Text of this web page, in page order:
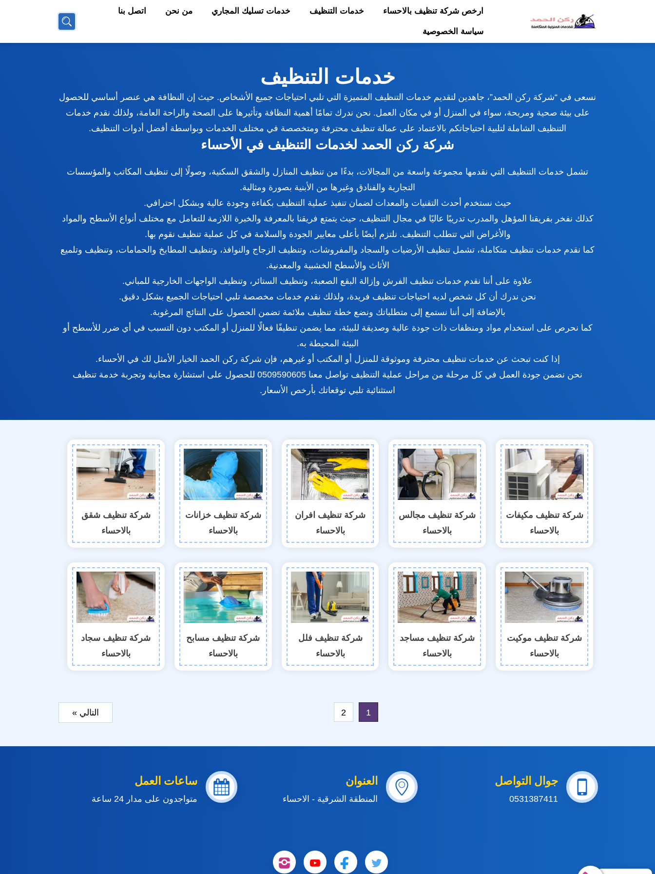
ارخص شركة تنظيف بالاحساء خدمات التنظيف خدمات تسليك المجاري من نحن اتصل بنا
سياسة الخصوصية
بحث
خدمات التنظيف
نسعى في “شركة ركن الحمد”، جاهدين لتقديم خدمات التنظيف المتميزة التي تلبي احتياجات جميع الأشخاص. حيث إن النظافة هي عنصر أساسي للحصول
على بيئة صحية ومريحة، سواء في المنزل أو في مكان العمل. نحن ندرك تمامًا أهمية النظافة وتأثيرها على الصحة والراحة العامة، ولذلك نقدم خدمات
التنظيف الشاملة لتلبية احتياجاتكم بالاعتماد على عمالة تنظيف محترفة ومتخصصة في مختلف الخدمات وبواسطة أفضل أدوات التنظيف.
شركة ركن الحمد لخدمات التنظيف في الأحساء
تشمل خدمات التنظيف التي نقدمها مجموعة واسعة من المجالات، بدءًا من تنظيف المنازل والشقق السكنية، وصولًا إلى تنظيف المكاتب والمؤسسات
التجارية والفنادق وغيرها من الأبنية بصورة ومثالية.
حيث نستخدم أحدث التقنيات والمعدات لضمان تنفيذ عملية التنظيف بكفاءة وجودة عالية وبشكل احترافي.
كذلك نفخر بفريقنا المؤهل والمدرب تدريبًا عاليًا في مجال التنظيف، حيث يتمتع فريقنا بالمعرفة والخبرة اللازمة للتعامل مع مختلف أنواع الأسطح والمواد
والأغراض التي تتطلب التنظيف. نلتزم أيضًا بأعلى معايير الجودة والسلامة في كل عملية تنظيف نقوم بها.
كما نقدم خدمات تنظيف متكاملة، تشمل تنظيف الأرضيات والسجاد والمفروشات، وتنظيف الزجاج والنوافذ، وتنظيف المطابخ والحمامات، وتنظيف وتلميع
الأثاث والأسطح الخشبية والمعدنية.
علاوة على أننا نقدم خدمات تنظيف الفرش وإزالة البقع الصعبة، وتنظيف الستائر، وتنظيف الواجهات الخارجية للمباني.
نحن ندرك أن كل شخص لديه احتياجات تنظيف فريدة، ولذلك نقدم خدمات مخصصة تلبي احتياجات الجميع بشكل دقيق.
بالإضافة إلى أننا نستمع إلى متطلباتك ونضع خطة تنظيف ملائمة تضمن الحصول على النتائج المرغوبة.
كما نحرص على استخدام مواد ومنظفات ذات جودة عالية وصديقة للبيئة، مما يضمن تنظيفًا فعالًا للمنزل أو المكتب دون التسبب في أي ضرر للأسطح أو
البيئة المحيطة به.
إذا كنت تبحث عن خدمات تنظيف محترفة وموثوقة للمنزل أو المكتب أو غيرهم، فإن شركة ركن الحمد الخيار الأمثل لك في الأحساء.
نحن نضمن جودة العمل في كل مرحلة من مراحل عملية التنظيف تواصل معنا 0509590605 للحصول على استشارة مجانية وتجربة خدمة تنظيف
استثنائية تلبي توقعاتك بأرخص الأسعار.
شركة تنظيف مكيفات
بالاحساء
شركة تنظيف مجالس
بالاحساء
شركة تنظيف افران
بالاحساء
شركة تنظيف خزانات
بالاحساء
شركة تنظيف شقق
بالاحساء
شركة تنظيف موكيت
بالاحساء
شركة تنظيف مساجد
بالاحساء
شركة تنظيف فلل
بالاحساء
شركة تنظيف مسابح
بالاحساء
شركة تنظيف سجاد
بالاحساء
1
2 التالي »
جوال التواصل
0531387411
العنوان
المنطقة الشرقية - الاحساء
ساعات العمل
متواجدون على مدار 24 ساعة
تابعنا تابعنا تابعنا تابعنا